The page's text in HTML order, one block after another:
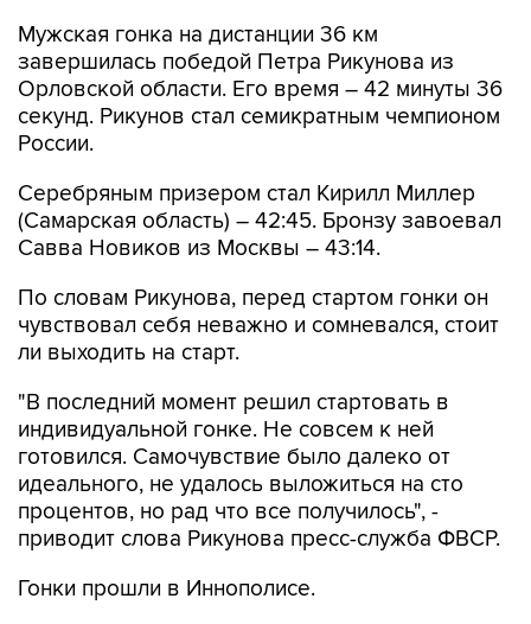
Мужская гонка на дистанции 36 км
завершилась победой Петра Рикунова из
Орловской области. Его время – 42 минуты 36
секунд. Рикунов стал семикратным чемпионом
России.
Серебряным призером стал Кирилл Миллер
(Самарская область) – 42:45. Бронзу завоевал
Савва Новиков из Москвы – 43:14.
По словам Рикунова, перед стартом гонки он
чувствовал себя неважно и сомневался, стоит
ли выходить на старт.
"В последний момент решил стартовать в
индивидуальной гонке. Не совсем к ней
готовился. Самочувствие было далеко от
идеального, не удалось выложиться на сто
процентов, но рад что все получилось", -
приводит слова Рикунова пресс-служба ФВСР.
Гонки прошли в Иннополисе.